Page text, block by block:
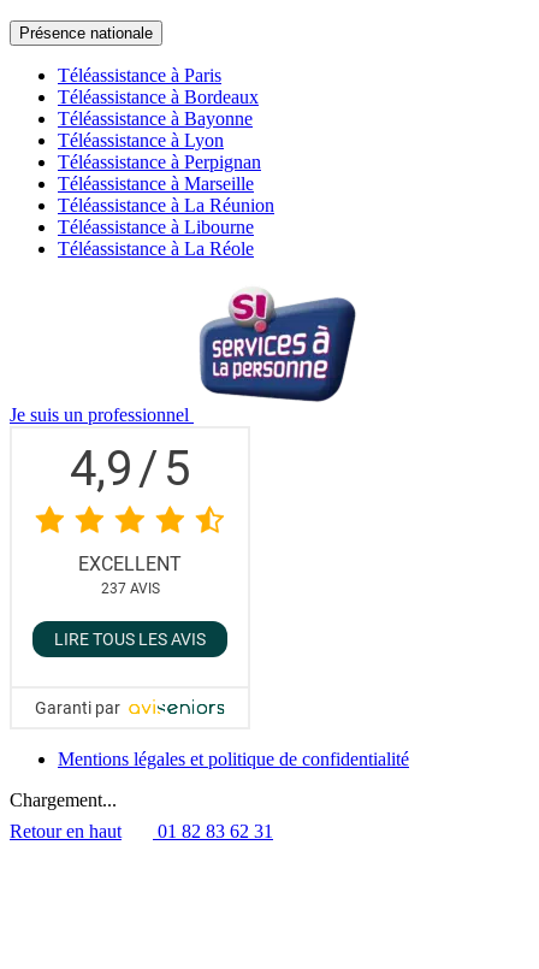
Présence nationale
Téléassistance à Paris
Téléassistance à Bordeaux
Téléassistance à Bayonne
Téléassistance à Lyon
Téléassistance à Perpignan
Téléassistance à Marseille
Téléassistance à La Réunion
Téléassistance à Libourne
Téléassistance à La Réole
Je suis un professionnel
4,9/5
EXCELLENT
237 AVIS
LIRE TOUS LES AVIS
Garanti par
Mentions légales et politique de confidentialité
Chargement...
Retour en haut
01 82 83 62 31